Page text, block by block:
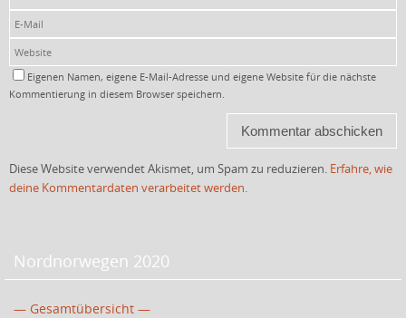
Eigenen Namen, eigene E-Mail-Adresse und eigene Website für die nächste
Kommentierung in diesem Browser speichern.
Diese Website verwendet Akismet, um Spam zu reduzieren. Erfahre, wie
deine Kommentardaten verarbeitet werden.
Nordnorwegen 2020
— Gesamtübersicht —